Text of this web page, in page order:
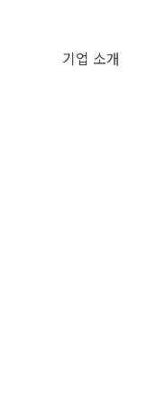
기업 소개